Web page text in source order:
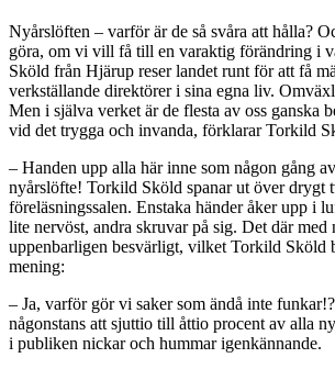
Nyårslöften – varför är de så svåra att hålla?
göra, om vi vill få till en varaktig förändring i
Sköld från Hjärup reser landet runt för att få
verkställande direktörer i sina egna liv.
Men i själva verket är de flesta av oss ganska
vid det trygga och invanda, förklarar Torkild
– Handen upp alla här inne som någon gång
nyårslöfte! Torkild Sköld spanar ut över drygt
föreläsningssalen. Enstaka händer åker upp i
lite nervöst, andra skruvar på sig. Det där med
uppenbarligen besvärligt, vilket Torkild Sköld
mening:
– Ja, varför gör vi saker som ändå inte
någonstans att sjuttio till åttio procent av alla
i publiken nickar och hummar igenkännande.